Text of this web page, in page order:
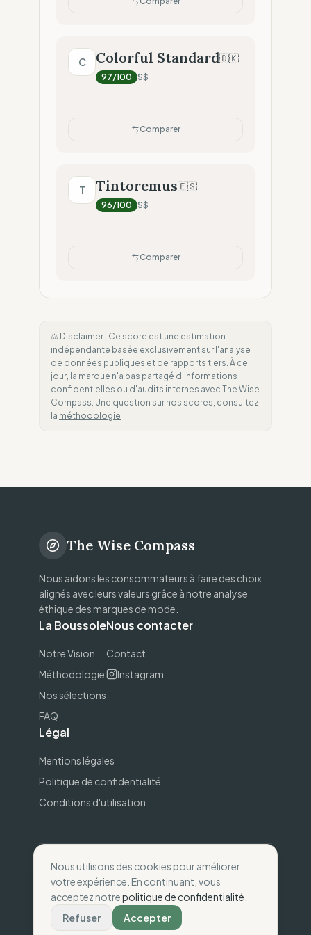
Nous utilisons des cookies pour améliorer
votre expérience. En continuant, vous
acceptez notrepolitique de confidentialité
Refuser
Accepter
C Colorful Standard🇩🇰
97/100 $$
Comparer
T Tintoremus🇪🇸
96/100 $$
Comparer
⚖️ Disclaimer : Ce score est une estimation
indépendante basée exclusivement sur l'analyse
de données publiques et de rapports tiers. À ce
jour, la marque n'a pas partagé d'informations
confidentielles ou d'audits internes avec The Wise
Compass. Une question sur nos scores, consultez
la méthodologie
The Wise Compass
Nous aidons les consommateurs à faire des choix
alignés avec leurs valeurs grâce à notre analyse
éthique des marques de mode.
La Boussole
Notre Vision
Méthodologie
Nos sélections
FAQ
Nous contacter
Contact
Instagram
Légal
Mentions légales
Politique de confidentialité
Conditions d'utilisation
2026 The Wise Compass.Consommez selon
vos valeurs.
Fait avec💚en France